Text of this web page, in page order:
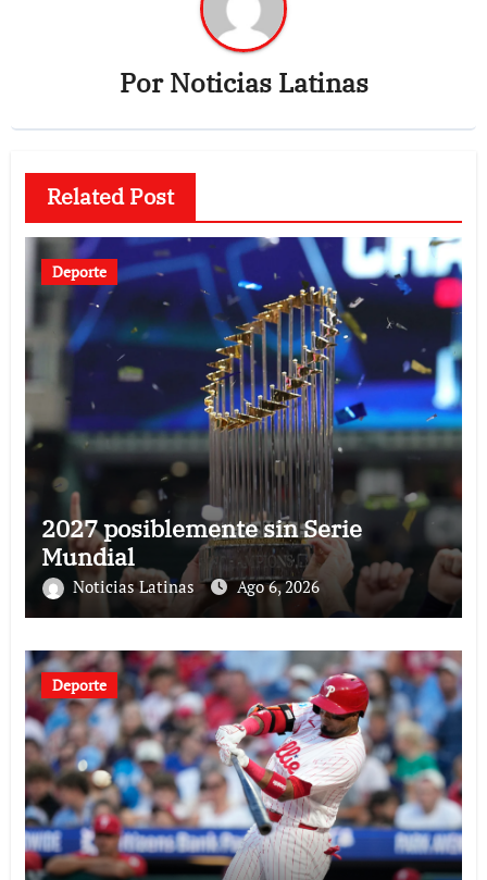
PorNoticias Latinas
Related Post
Deporte
2027 posiblemente sin Serie
Mundial
Noticias Latinas Ago 6, 2026
Deporte